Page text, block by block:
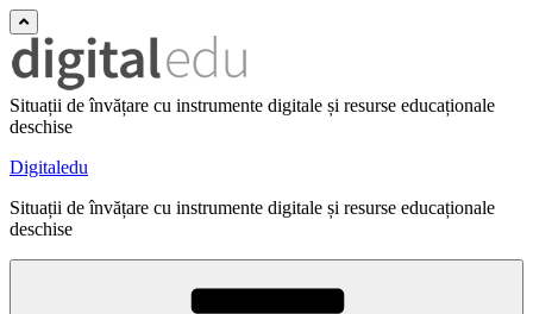
Situații de învățare cu instrumente digitale și resurse educaționale
deschise
Digitaledu
Situații de învățare cu instrumente digitale și resurse educaționale
deschise